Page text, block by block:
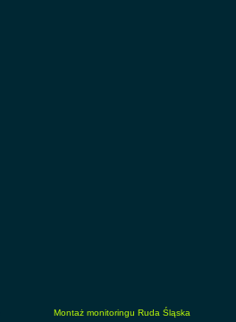
Montaż monitoringu Ruda Śląska